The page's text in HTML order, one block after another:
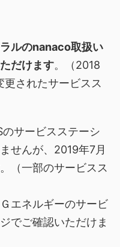
ルのnanaco取扱い
だけます。（2018
更されたサービスス
サービスステーシ
せんが、2019年7月
（一部のサービスス
エネルギーのサービ
でご確認いただけま